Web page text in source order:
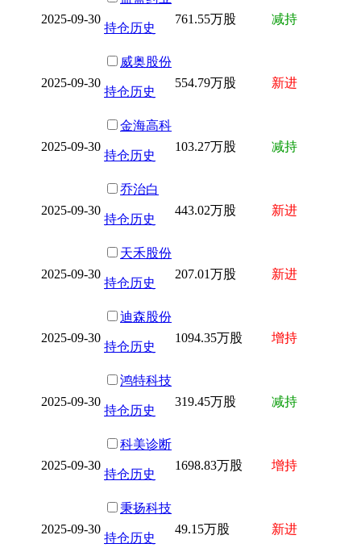
2025-09-30
持仓历史
761.55万股 减持
2025-09-30
威奥股份
持仓历史
554.79万股 新进
2025-09-30
金海高科
持仓历史
103.27万股 减持
2025-09-30
乔治白
持仓历史
443.02万股 新进
2025-09-30
天禾股份
持仓历史
207.01万股 新进
2025-09-30
迪森股份
持仓历史
1094.35万股 增持
2025-09-30
鸿特科技
持仓历史
319.45万股 减持
2025-09-30
科美诊断
持仓历史
1698.83万股 增持
2025-09-30
秉扬科技
持仓历史
49.15万股 新进